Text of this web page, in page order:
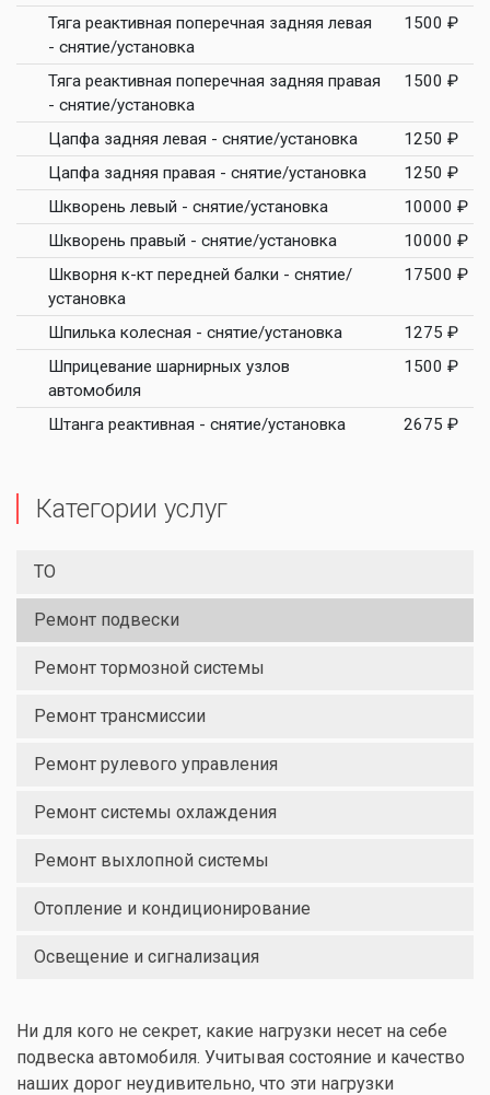
Тяга реактивная поперечная задняя левая
- снятие/установка
1500 ₽
Тяга реактивная поперечная задняя правая
- снятие/установка
1500 ₽
Цапфа задняя левая - снятие/установка
1250 ₽
Цапфа задняя правая - снятие/установка
1250 ₽
Шкворень левый - снятие/установка
10000 ₽
Шкворень правый - снятие/установка
10000 ₽
Шкворня к-кт передней балки - снятие/
установка
17500 ₽
Шпилька колесная - снятие/установка
1275 ₽
Шприцевание шарнирных узлов
автомобиля
1500 ₽
Штанга реактивная - снятие/установка 2675 ₽
Категории услуг
ТО
Ремонт подвески
Ремонт тормозной системы
Ремонт трансмиссии
Ремонт рулевого управления
Ремонт системы охлаждения
Ремонт выхлопной системы
Отопление и кондиционирование
Освещение и сигнализация
Ни для кого не секрет, какие нагрузки несет на себе
подвеска автомобиля. Учитывая состояние и качество
наших дорог неудивительно, что эти нагрузки